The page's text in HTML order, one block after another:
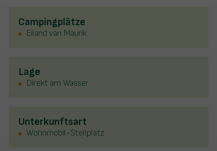
Campingplätze
Eiland van Maurik
Lage
Direkt am Wasser
Unterkunftsart
Wohnmobil-Stellplatz